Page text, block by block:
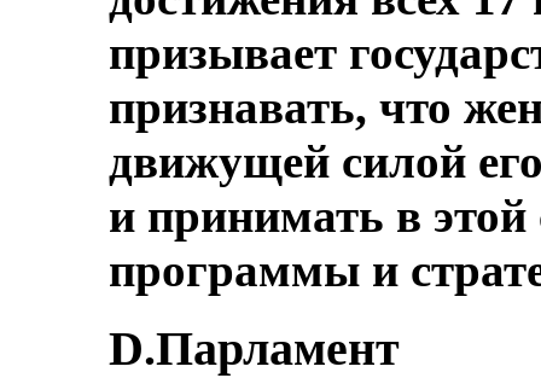
призывает
признавать, что
движущей силой
и принимать в этой
программы и
D.Парламент